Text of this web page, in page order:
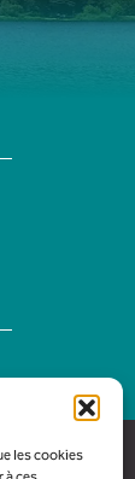
les cookies